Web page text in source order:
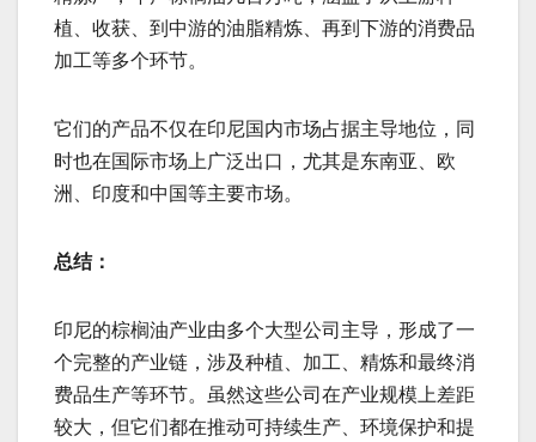
植、收获、到中游的油脂精炼、再到下游的消费品
加工等多个环节。
它们的产品不仅在印尼国内市场占据主导地位，同
时也在国际市场上广泛出口，尤其是东南亚、欧
洲、印度和中国等主要市场。
总结：
印尼的棕榈油产业由多个大型公司主导，形成了一
个完整的产业链，涉及种植、加工、精炼和最终消
费品生产等环节。虽然这些公司在产业规模上差距
较大，但它们都在推动可持续生产、环境保护和提